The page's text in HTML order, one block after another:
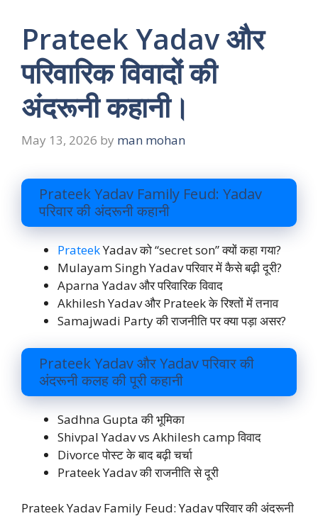
Prateek Yadav और
परिवारिक विवादों की
अंदरूनी कहानी।
May 13, 2026 by man mohan
Prateek Yadav Family Feud: Yadav
परिवार की अंदरूनी कहानी
PrateekYadav को “secret son” क्यों कहा गया?
Mulayam Singh Yadav परिवार में कैसे बढ़ी दूरी?
Aparna Yadav और परिवारिक विवाद
Akhilesh Yadav और Prateek के रिश्तों में तनाव
Samajwadi Party की राजनीति पर क्या पड़ा असर?
Prateek Yadav और Yadav परिवार की
अंदरूनी कलह की पूरी कहानी
Sadhna Gupta की भूमिका
Shivpal Yadav vs Akhilesh camp विवाद
Divorce पोस्ट के बाद बढ़ी चर्चा
Prateek Yadav की राजनीति से दूरी
Prateek Yadav Family Feud: Yadav परिवार की अंदरूनी